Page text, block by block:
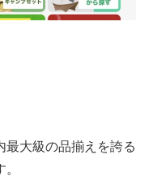
最大級の品揃えを誇る